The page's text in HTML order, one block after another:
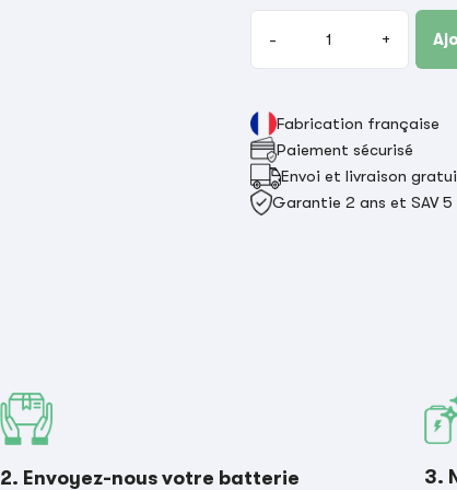
- +
Fabrication française
Paiement sécurisé
Envoi et livraison
Garantie 2 ans et SAV 5
2. Envoyez-nous votre batterie 3.